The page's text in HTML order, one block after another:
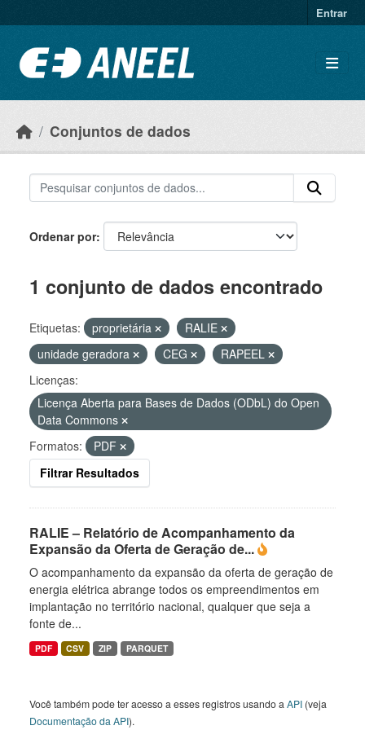
Entrar
Conjuntos de dados
Ordenar por
1 conjunto de dados encontrado
Etiquetas: proprietária
RALIE
unidade geradora
CEG
RAPEEL
Licenças:
Licença Aberta para Bases de Dados (ODbL) do Open
Data Commons
Formatos:
PDF
Filtrar Resultados
RALIE – Relatório de Acompanhamento da
Expansão da Oferta de Geração de...
O acompanhamento da expansão da oferta de geração de
energia elétrica abrange todos os empreendimentos em
implantação no território nacional, qualquer que seja a
fonte de...
PDF CSV ZIP PARQUET
Você também pode ter acesso a esses registros usando a API (veja
Documentação da API).